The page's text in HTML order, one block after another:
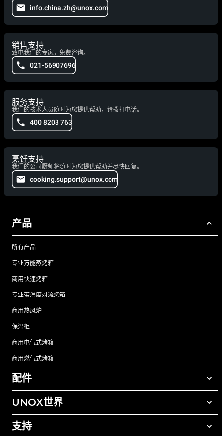
info.china.zh@unox.com
销售支持
致电我们的专家，免费咨询。
021-56907696
服务支持
我们的技术人员随时为您提供帮助，请拨打电话。
400 8203 763
烹饪支持
我们的公司厨师将随时为您提供帮助并尽快回复。
cooking.support@unox.com
产品
所有产品
专业万能蒸烤箱
商用快速烤箱
专业带湿度对流烤箱
商用热风炉
保温柜
商用电气式烤箱
商用燃气式烤箱
配件
所有配件
手动清洗清洁剂
UNOX世界
我们在全球的办事处
支持